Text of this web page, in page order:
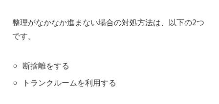
整理がなかなか進まない場合の対処方法は、以下の2つ
です。
断捨離をする
トランクルームを利用する